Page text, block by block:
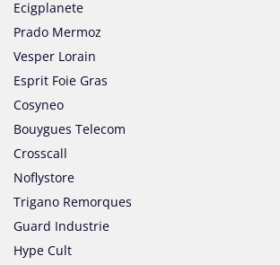
Ecigplanete
Prado Mermoz
Vesper Lorain
Esprit Foie Gras
Cosyneo
Bouygues Telecom
Crosscall
Noflystore
Trigano Remorques
Guard Industrie
Hype Cult